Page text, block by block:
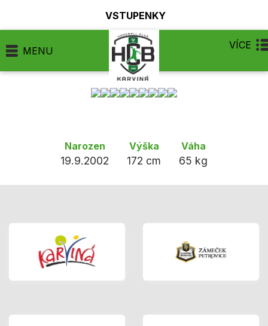
VSTUPENKY
MENU VÍCE
Narozen
19.9.2002
Výška
172 cm
Váha
65 kg